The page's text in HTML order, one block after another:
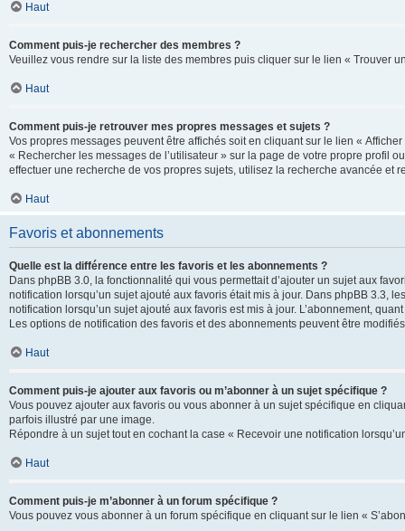
Haut
Comment puis-je rechercher des membres ?
Veuillez vous rendre sur la liste des membres puis cliquer sur le lien « Trouver
Haut
Comment puis-je retrouver mes propres messages et sujets ?
Vos propres messages peuvent être affichés soit en cliquant sur le lien «
« Rechercher les messages de l’utilisateur » sur la page de votre propre profil
effectuer une recherche de vos propres sujets, utilisez la recherche avancée
Haut
Favoris et abonnements
Quelle est la différence entre les favoris et les abonnements ?
Dans phpBB 3.0, la fonctionnalité qui vous permettait d’ajouter un sujet aux
notification lorsqu’un sujet ajouté aux favoris était mis à jour. Dans phpBB 3.3,
notification lorsqu’un sujet ajouté aux favoris est mis à jour. L’abonnement,
Les options de notification des favoris et des abonnements peuvent être
Haut
Comment puis-je ajouter aux favoris ou m’abonner à un sujet spécifique ?
Vous pouvez ajouter aux favoris ou vous abonner à un sujet spécifique en
parfois illustré par une image.
Répondre à un sujet tout en cochant la case « Recevoir une notification
Haut
Comment puis-je m’abonner à un forum spécifique ?
Vous pouvez vous abonner à un forum spécifique en cliquant sur le lien «